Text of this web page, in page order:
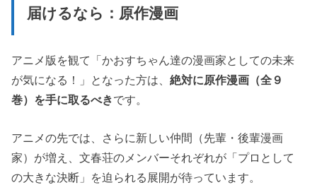
届けるなら：原作漫画
アニメ版を観て「かおすちゃん達の漫画家としての未来
が気になる！」となった方は、絶対に原作漫画（全９
巻）を手に取るべきです。
アニメの先では、さらに新しい仲間（先輩・後輩漫画
家）が増え、文春荘のメンバーそれぞれが「プロとして
の大きな決断」を迫られる展開が待っています。